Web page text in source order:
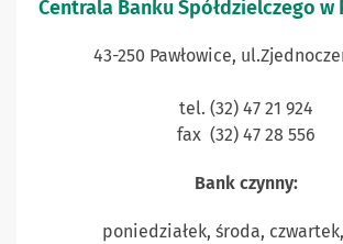
Centrala Banku Spółdzielczego w
43-250 Pawłowice,
tel. (32) 47 21 924
fax (32) 47 28 556
Bank czynny:
poniedziałek, środa,